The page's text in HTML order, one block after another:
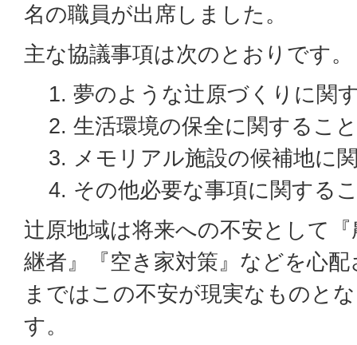
名の職員が出席しました。
主な協議事項は次のとおりです。
夢のような辻原づくりに関
生活環境の保全に関すること
メモリアル施設の候補地に
その他必要な事項に関する
辻原地域は将来への不安として
継者』『空き家対策』などを心
まではこの不安が現実なものと
す。